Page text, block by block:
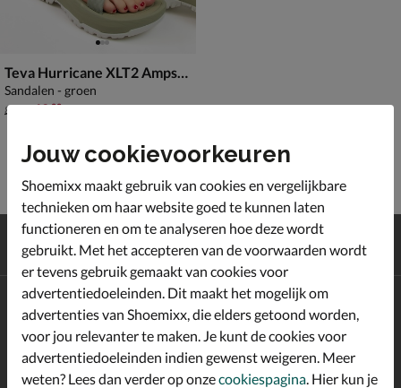
Teva Hurricane XLT2 Ampsole
Sandalen - groen
van € 89,99 voor € 62,99
89 62,99
Gratisverzending en retour*
Achterafbetalen
Altijd op de hoogte zijn?
Schrijf je in voor de Shoemixx nieuwsbrief en ontvang €10,-
welkomstkorting!*
Jouw cookievoorkeuren
Shoemixx maakt gebruik van cookies en vergelijkbare
technieken om haar website goed te kunnen laten
functioneren en om te analyseren hoe deze wordt
gebruikt. Met het accepteren van de voorwaarden wordt
er tevens gebruik gemaakt van cookies voor
advertentiedoeleinden. Dit maakt het mogelijk om
advertenties van Shoemixx, die elders getoond worden,
voor jou relevanter te maken. Je kunt de cookies voor
advertentiedoeleinden indien gewenst weigeren. Meer
weten? Lees dan verder op onzecookiespagina . Hier kun je